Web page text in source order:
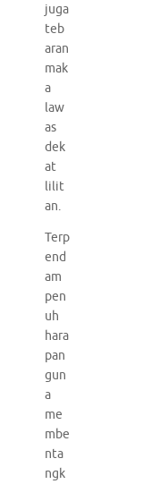
juga
teb
aran
mak
a
law
as
dek
at
lilit
an.
Terp
end
am
pen
uh
hara
pan
gun
a
me
mbe
nta
ngk